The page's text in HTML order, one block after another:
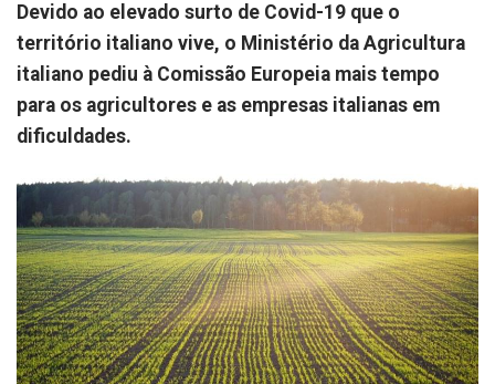
Devido ao elevado surto de Covid-19 que o
território italiano vive, o Ministério da Agricultura
italiano pediu à Comissão Europeia mais tempo
para os agricultores e as empresas italianas em
dificuldades.